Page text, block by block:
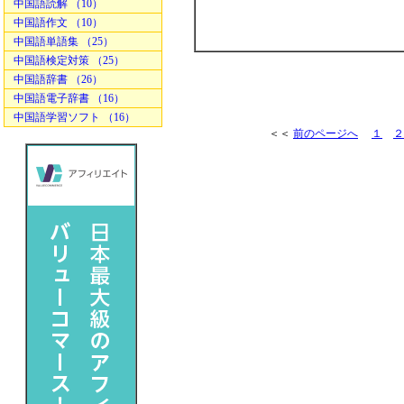
中国語読解 （10）
中国語作文 （10）
中国語単語集 （25）
中国語検定対策 （25）
中国語辞書 （26）
中国語電子辞書 （16）
中国語学習ソフト （16）
＜＜ 前のページへ １ ２